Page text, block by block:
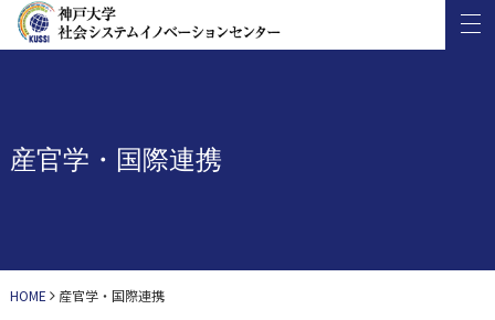
産官学・国際連携
HOME 産官学・国際連携